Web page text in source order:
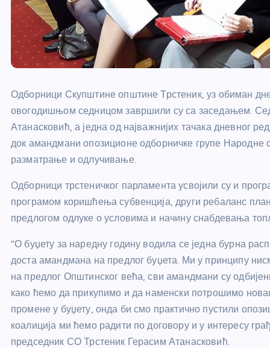
Одборници Скупштине општине Трстеник, уз обиман
овогодишњом седницом завршили су са заседањем.
Атанасковић, а једна од најважнијих тачака дневног
док амандмани опозиционе одборничке групе Народне
разматрање и одлучивање.
Одборници трстеничког парламента усвојили су и
програмом коришћења субвенција, други ребаланс
предлогом одлуке о условима и начину снабдевања
“О буџету за наредну годину водила се једна бурна
доста амандмана на предлог буџета. Ми у принципу
на предлог Општинског већа, сви амандмани су
како ћемо да прикупимо и да наменски потрошимо
промене у буџету, онда би смо практично пустили
коалиција ми ћемо радити по договору и у интересу
председник СО Трстеник Герасим Атанасковић.